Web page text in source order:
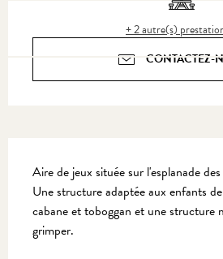
+ 2 autre(s)
CONTACTEZ-
Aire de jeux située sur l'esplanade
Une structure adaptée aux enfants
cabane et toboggan et une structure
grimper.